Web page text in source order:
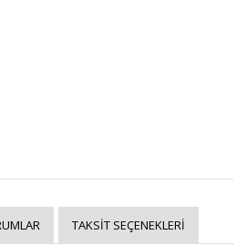
TAKSIT SEÇENEKLERI